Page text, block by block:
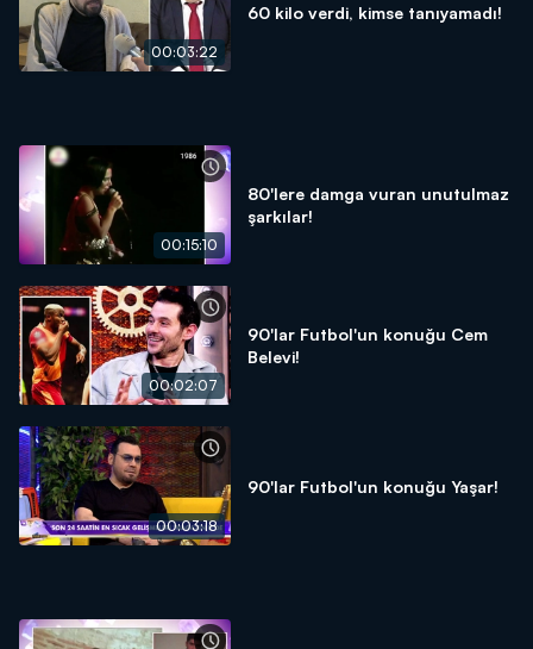
00:03:22
60 kilo verdi, kimse tanıyamadı!
00:15:10
80'lere damga vuran unutulmaz
şarkılar!
00:02:07
90'lar Futbol'un konuğu Cem
Belevi!
00:03:18
90'lar Futbol'un konuğu Yaşar!